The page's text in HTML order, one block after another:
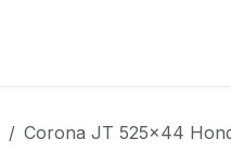
Corona JT 525x44